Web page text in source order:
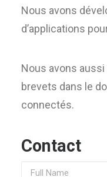
Nous avons
d’applications
Nous avons
brevets dans le
connectés.
Contact